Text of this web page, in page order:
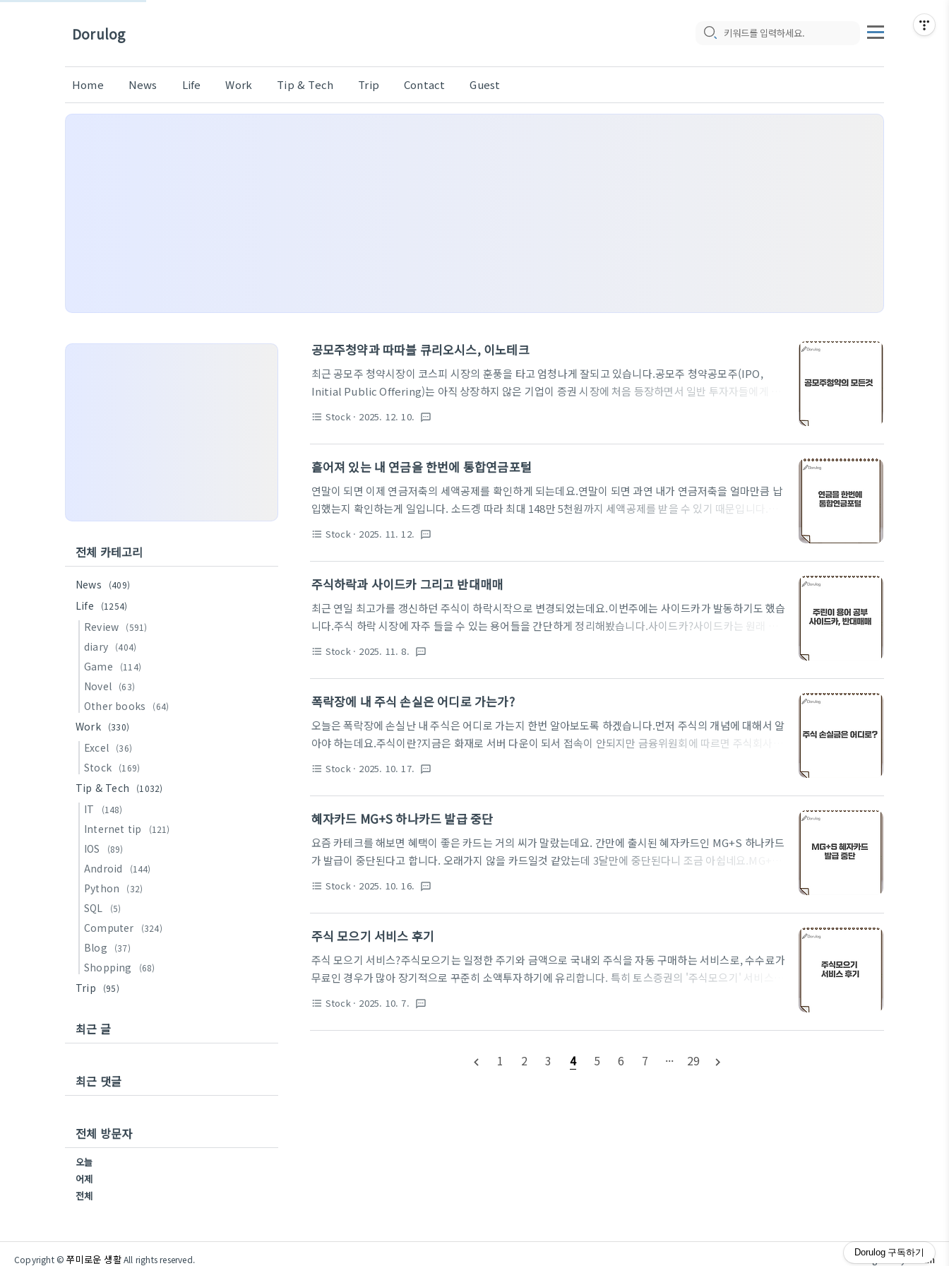
Dorulog
Home News Life Work Tip & Tech Trip Contact Guest
공모주청약과 따따블 큐리오시스, 이노테크
최근 공모주 청약시장이 코스피 시장의 훈풍을 타고 엄청나게 잘되고 있습니다.공모주 청약공모주(IPO,
Initial Public Offering)는 아직 상장하지 않은 기업이 증권 시장에 처음 등장하면서 일반 투자자들에게 주
고, 투자자 입장에서는 성장 가능성 있는 기업에 비교적 쉽게 투자할 기회를 얻게 됩니다. 흥미로운 점은 공모
주 가격이 시장에서 예상하는 가치보다 할인된 가격으로 책정되는 경우가 많다는 것입니다. 아무래도 인지도
가 없는 새로운 종목이다보니 사람들에게 투자할 유인을 줘야 하고, 이 때 일반적으로 회사의 가치보다 20%
format_list_bulleted Stock · 2025. 12. 10. textsms
흩어져 있는 내 연금을 한번에 통합연금포털
연말이 되면 이제 연금저축의 세액공제를 확인하게 되는데요.연말이 되면 과연 내가 연금저축을 얼마만큼 납
입했는지 확인하는게 일입니다. 소드겡 따라 최대 148만 5천원까지 세액공제를 받을 수 있기 때문입니다.통
포털은 국민연금, 퇴직연금, 개인연금 등 다양한 연금 정보를 한 곳에서 통합 조회할 수 있는 온라인 포털 서비
스입니다. 금융위원회와 금융감독원이 국민들이 스스로 노후 준비 상태를 진단하고 안정적인 노후를 설계할
수 있도록 돕기 위해 2015년에 개설한 서비스인데요
format_list_bulleted Stock · 2025. 11. 12. textsms
주식하락과 사이드카 그리고 반대매매
최근 연일 최고가를 갱신하던 주식이 하락시작으로 변경되었는데요.이번주에는 사이드카가 발동하기도 했습
니다.주식 하락 시장에 자주 들을 수 있는 용어들을 간단하게 정리해봤습니다.사이드카?사이드카는 원래 오
다.주식시장에서도 사이드카는 이처럼 완충작용을 위해 만들어진 제도인데요. 사이드카는 코스피200선물 거
래종목 중 직전 거래일 거래량이 가장 많은 종목의 가격이 5% 이상 상승(하락)해 1분간 지속될 경우 발동되게
됩니다.비슷한 제도인 서킷브레이커도 있는데요. 사이드카는 상승이나 하락때 모두 발생하지만 서킷브레이
format_list_bulleted Stock · 2025. 11. 8. textsms
폭락장에 내 주식 손실은 어디로 가는가?
오늘은 폭락장에 손실난 내 주식은 어디로 가는지 한번 알아보도록 하겠습니다.먼저 주식의 개념에 대해서 알
아야 하는데요.주식이란?지금은 화재로 서버 다운이 되서 접속이 안되지만 금융위원회에 따르면 주식회사가
여기에서 우리에게 잘 못 알려진 것이 있는데요.바로 액면가와 공모가입니다. 주식은 최초 설립할때 기업에 대
한 지분이기 때문에 1억짜리 회사라면 액면가 100원 -> 발행 주식 수 1,000,000개를 발행하게 됩니다. 이때 5
천만원을 투자했다면 지분을 50%로 가지게 됩니다.하지만 일반적으로 대중이 기업을 만나게 되는 것은 기업
format_list_bulleted Stock · 2025. 10. 17. textsms
혜자카드 MG+S 하나카드 발급 중단
요즘 카테크를 해보면 혜택이 좋은 카드는 거의 씨가 말랐는데요. 간만에 출시된 혜자카드인 MG+S 하나카드
가 발급이 중단된다고 합니다. 오래가지 않을 카드일것 같았는데 3달만에 중단된다니 조금 아쉽네요.MG+S
체결한 이후 네 번째로 선보인 상품입니다. 보급형부터 프리미엄 카드까지 다양한 소비층을 겨냥했지만, 단기
간에 가장 많은 신규 고객을 확보한 효자 상품이라고 하는데요. 현재까지 MG+S 카드 발급 매수는 약 13만장
이나 된다고 합니다. 초기에는 온라인 신청도 받았지만, 주문이 폭주하자 창구 접수로만 전환하여 수량을 조절
format_list_bulleted Stock · 2025. 10. 16. textsms
주식 모으기 서비스 후기
주식 모으기 서비스?주식모으기는 일정한 주기와 금액으로 국내외 주식을 자동 구매하는 서비스로, 수수료가
무료인 경우가 많아 장기적으로 꾸준히 소액투자하기에 유리합니다. 특히 토스증권의 '주식모으기' 서비스가
를 끌고 있습니다.주식모으기는 소액으로도 분산투자할 수 있어 초보 투자자에게도 권장됩니다. 시스템이 기
본적으로 분할매수가 들어가기 때문입니다. 그래서 장기적인 투자를 할 때 장점이 있습니다.분할매수란?분할
을 사지 않고 여러 종목으로 분산투자 하는 것처럼 분할 매수는 종목이 아니라 투자금을 투..
format_list_bulleted Stock · 2025. 10. 7. textsms
navigate_before 1 2 3 4 5 6 7 ··· 29 navigate_next
전체 카테고리
News (409)
Life (1254)
Review (591)
diary (404)
Game (114)
Novel (63)
Other books (64)
Work (330)
Excel (36)
Stock (169)
Tip & Tech (1032)
IT (148)
Internet tip (121)
IOS (89)
Android (144)
Python (32)
SQL (5)
Computer (324)
Blog (37)
Shopping (68)
Trip (95)
최근 글
최근 댓글
전체 방문자
오늘
어제
전체
Copyright ©쭈미로운 생활All rights reserved. Designed by JJuum
Dorulog 구독하기